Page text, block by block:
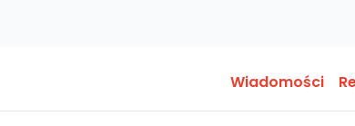
Wiadomości